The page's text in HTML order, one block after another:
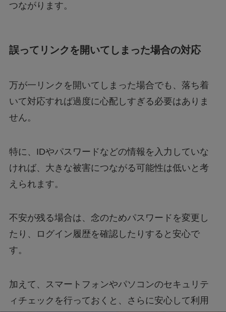
つながります。
誤ってリンクを開いてしまった場合の対応
万が一リンクを開いてしまった場合でも、落ち着
いて対応すれば過度に心配しすぎる必要はありま
せん。
特に、IDやパスワードなどの情報を入力していな
ければ、大きな被害につながる可能性は低いと考
えられます。
不安が残る場合は、念のためパスワードを変更し
たり、ログイン履歴を確認したりすると安心で
す。
加えて、スマートフォンやパソコンのセキュリテ
ィチェックを行っておくと、さらに安心して利用